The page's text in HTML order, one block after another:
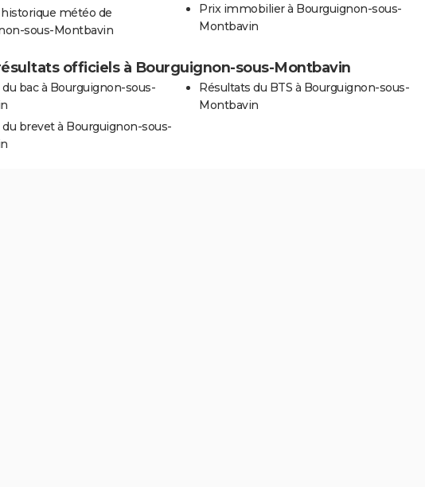
météo de
sous-Montbavin
Prix immobilier à Bourguignon-sous-
Montbavin
officiels à Bourguignon-sous-Montbavin
bac à Bourguignon-sous-
brevet à Bourguignon-sous-
Résultats du BTS à Bourguignon-sous-
Montbavin